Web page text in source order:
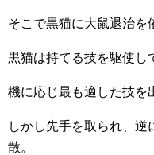
そこで黒猫に大鼠退治を
黒猫は持てる技を駆使し
機に応じ最も適した技を
しかし先手を取られ、逆
散。